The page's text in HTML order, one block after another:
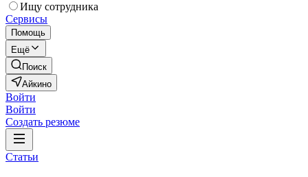
Ищу сотрудника
Сервисы
Помощь
Ещё
Поиск
Айкино
Войти
Войти
Создать резюме
Статьи